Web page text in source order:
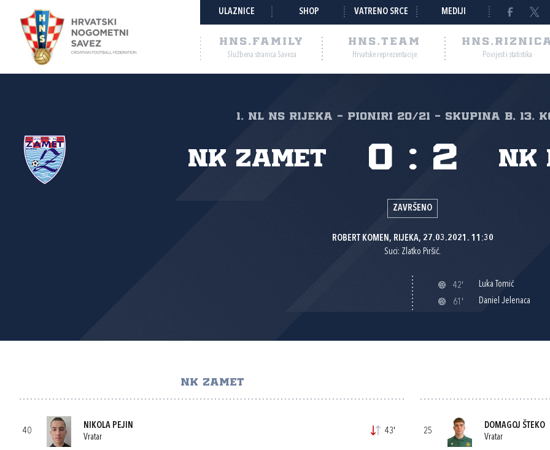
ULAZNICE SHOP VATRENO SRCE MEDIJI
HNS.FAMILY
Službena stranica Saveza
HNS.TEAM
Hrvatske reprezentacije Povijest i statistika
1. NL NS Rijeka - pioniri 20/21 - skupina B, 13.
NK Zamet NK
0 : 2
ZAVRŠENO
ROBERT KOMEN, RIJEKA, 27.03.2021. 11:30
Suci: Zlatko Piršić.
42'
Luka Tomić
61'
Daniel Jelenaca
NK ZAMET
40
NIKOLA PEJIN
Vratar
43' 25
DOMAGOJ ŠTEKO
Vratar